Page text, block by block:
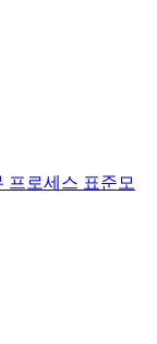
프로세스 표준모